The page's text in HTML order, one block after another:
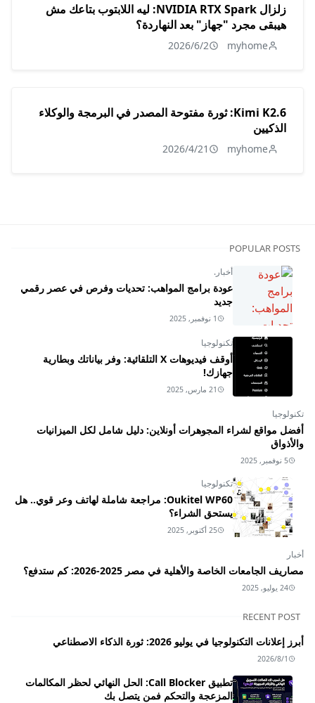
زلزال NVIDIA RTX Spark: ليه اللابتوب بتاعك مش
هيبقى مجرد "جهاز" بعد النهاردة؟
myhome
2026/6/2
Kimi K2.6: ثورة مفتوحة المصدر في البرمجة والوكلاء
الذكيين
myhome
2026/4/21
POPULAR POSTS
أخبار.
عودة برامج المواهب: تحديات وفرص في عصر رقمي
جديد
1 نوفمبر, 2025
تكنولوجيا
أوقف فيديوهات X التلقائية: وفر بياناتك وبطارية
جهازك!
21 مارس, 2025
تكنولوجيا
أفضل مواقع لشراء المجوهرات أونلاين: دليل شامل لكل الميزانيات
والأذواق
5 نوفمبر, 2025
تكنولوجيا
Oukitel WP60: مراجعة شاملة لهاتف وعر قوي.. هل
يستحق الشراء؟
25 أكتوبر, 2025
أخبار
مصاريف الجامعات الخاصة والأهلية في مصر 2025-2026: كم ستدفع؟
24 يوليو, 2025
RECENT POST
أبرز إعلانات التكنولوجيا في يوليو 2026: ثورة الذكاء الاصطناعي
2026/8/1
تطبيق Call Blocker: الحل النهائي لحظر المكالمات
المزعجة والتحكم فمن يتصل بك